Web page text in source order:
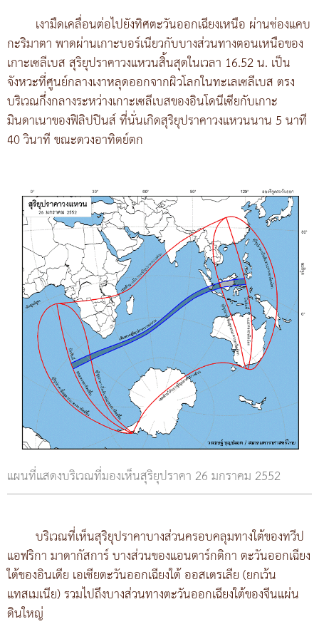
เงามืดเคลื่อนต่อไปยังทิศตะวันออกเฉียงเหนือ ผ่านช่องแคบ
กะริมาตา พาดผ่านเกาะบอร์เนียวกับบางส่วนทางตอนเหนือของ
เกาะเซลีเบส สุริยุปราคาวงแหวนสิ้นสุดในเวลา 16.52 น. เป็น
จังหวะที่ศูนย์กลางเงาหลุดออกจากผิวโลกในทะเลเซลีเบส ตรง
บริเวณกึ่งกลางระหว่างเกาะเซลีเบสของอินโดนีเซียกับเกาะ
มินดาเนาของฟิลิปปินส์ ที่นั่นเกิดสุริยุปราคาวงแหวนนาน 5 นาที
40 วินาที ขณะดวงอาทิตย์ตก
แผนที่แสดงบริเวณที่มองเห็นสุริยุปราคา 26 มกราคม 2552
บริเวณที่เห็นสุริยุปราคาบางส่วนครอบคลุมทางใต้ของทวีป
แอฟริกา มาดากัสการ์ บางส่วนของแอนตาร์กติกา ตะวันออกเฉียง
ใต้ของอินเดีย เอเชียตะวันออกเฉียงใต้ ออสเตรเลีย (ยกเว้น
แทสเมเนีย) รวมไปถึงบางส่วนทางตะวันออกเฉียงใต้ของจีนแผ่น
ดินใหญ่